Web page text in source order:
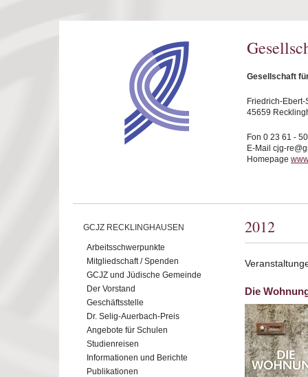
Gesellschaft
Friedrich-Ebert-
45659
Fon 0 23 61 -
E-Mail cjg-
Homepage
GCJZ RECKLINGHAUSEN
Arbeitsschwerpunkte
Mitgliedschaft / Spenden
GCJZ und Jüdische Gemeinde
Der Vorstand
Geschäftsstelle
Dr. Selig-Auerbach-Preis
Angebote für Schulen
Studienreisen
Informationen und Berichte
Publikationen
2012
Die